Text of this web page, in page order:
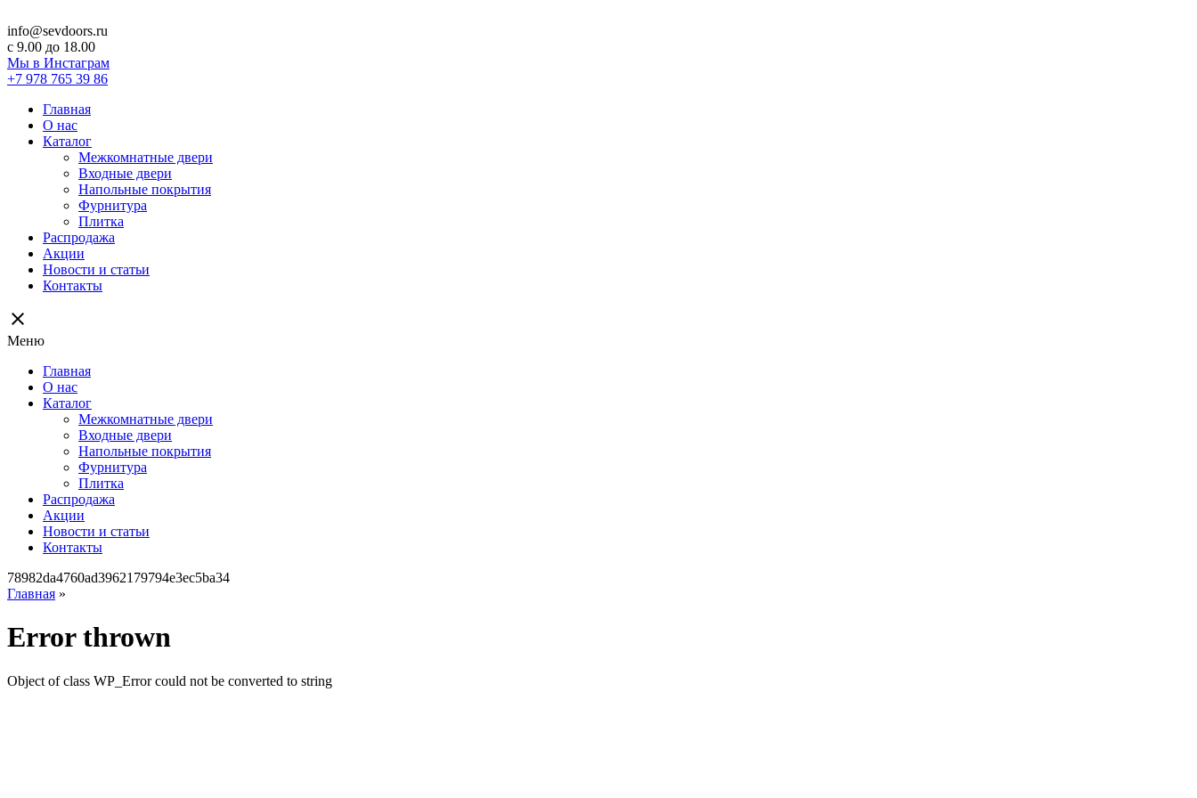
info@sevdoors.ru
c 9.00 до 18.00
Мы в Инстаграм
+7 978 765 39 86
Главная
О нас
Каталог
Межкомнатные двери
Входные двери
Напольные покрытия
Фурнитура
Плитка
Распродажа
Акции
Новости и статьи
Контакты
close
Меню
Главная
О нас
Каталог
Межкомнатные двери
Входные двери
Напольные покрытия
Фурнитура
Плитка
Распродажа
Акции
Новости и статьи
Контакты
78982da4760ad3962179794e3ec5ba34
Главная »
Error thrown
Object of class WP_Error could not be converted to string